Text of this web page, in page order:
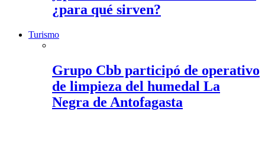
¿para qué sirven?
Turismo
Grupo Cbb participó de operativo
de limpieza del humedal La
Negra de Antofagasta